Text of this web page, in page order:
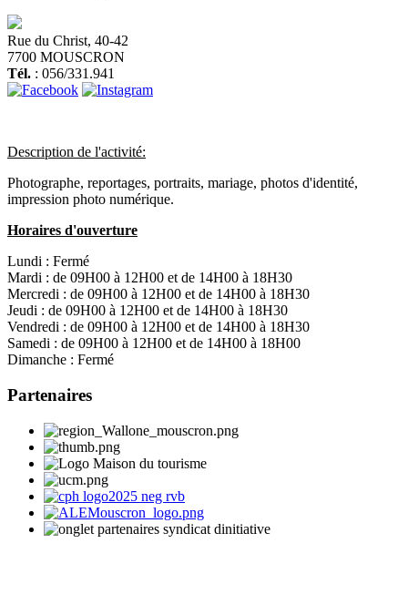
Rue du Christ, 40-42
7700 MOUSCRON
Tél. : 056/331.941
Description de l'activité:
Photographe, reportages, portraits, mariage, photos d'identité,
impression photo numérique.
Horaires d'ouverture
Lundi : Fermé
Mardi : de 09H00 à 12H00 et de 14H00 à 18H30
Mercredi : de 09H00 à 12H00 et de 14H00 à 18H30
Jeudi : de 09H00 à 12H00 et de 14H00 à 18H30
Vendredi : de 09H00 à 12H00 et de 14H00 à 18H30
Samedi : de 09H00 à 12H00 et de 14H00 à 18H00
Dimanche : Fermé
Partenaires